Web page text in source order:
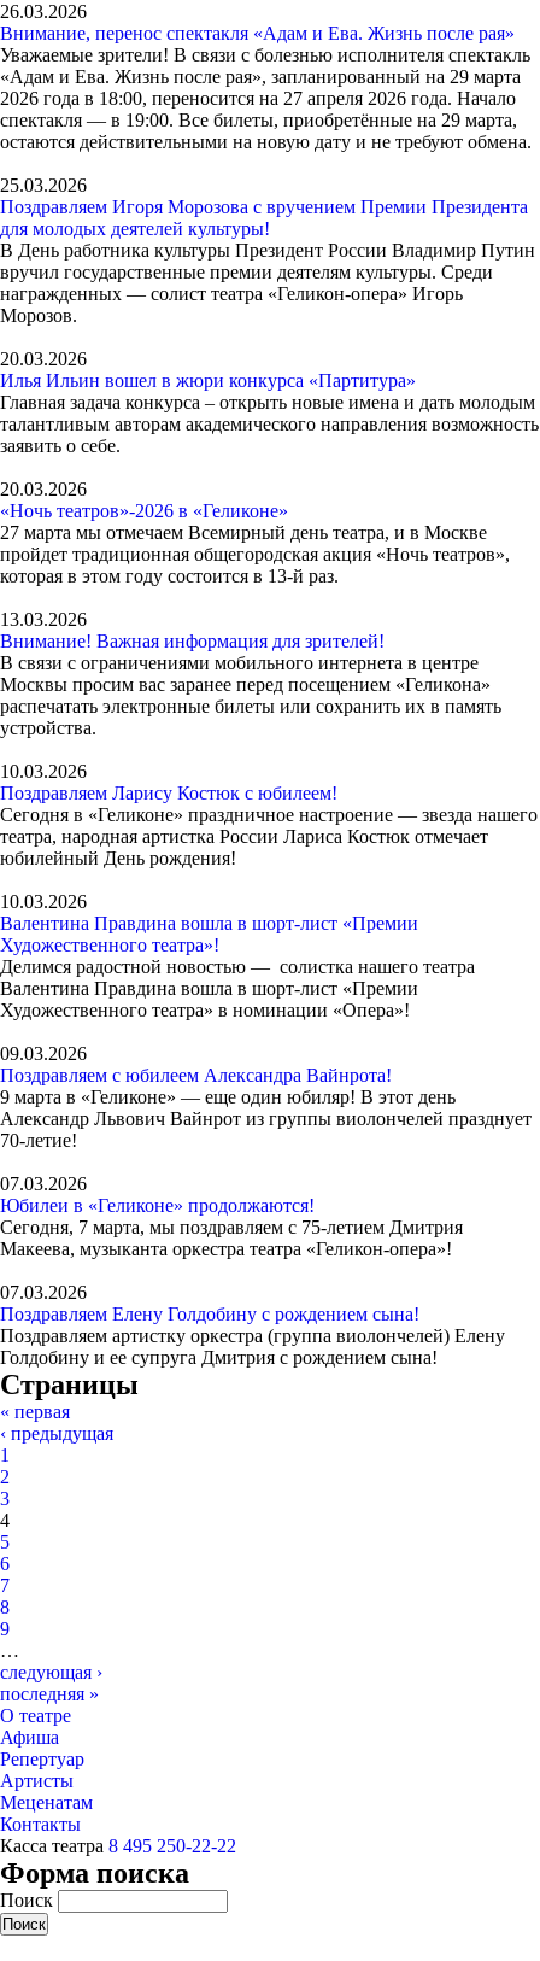
26.03.2026
Внимание, перенос спектакля «Адам и Ева. Жизнь после рая»
Уважаемые зрители! В связи с болезнью исполнителя спектакль
«Адам и Ева. Жизнь после рая», запланированный на 29 марта
2026 года в 18:00, переносится на 27 апреля 2026 года. Начало
спектакля — в 19:00. Все билеты, приобретённые на 29 марта,
остаются действительными на новую дату и не требуют обмена.
25.03.2026
Поздравляем Игоря Морозова с вручением Премии Президента
для молодых деятелей культуры!
В День работника культуры Президент России Владимир Путин
вручил государственные премии деятелям культуры. Среди
награжденных — солист театра «Геликон-опера» Игорь
Морозов.
20.03.2026
Илья Ильин вошел в жюри конкурса «Партитура»
Главная задача конкурса – открыть новые имена и дать молодым
талантливым авторам академического направления возможность
заявить о себе.
20.03.2026
«Ночь театров»-2026 в «Геликоне»
27 марта мы отмечаем Всемирный день театра, и в Москве
пройдет традиционная общегородская акция «Ночь театров»,
которая в этом году состоится в 13-й раз.
13.03.2026
Внимание! Важная информация для зрителей!
В связи с ограничениями мобильного интернета в центре
Москвы просим вас заранее перед посещением «Геликона»
распечатать электронные билеты или сохранить их в память
устройства.
10.03.2026
Поздравляем Ларису Костюк с юбилеем!
Сегодня в «Геликоне» праздничное настроение — звезда нашего
театра, народная артистка России Лариса Костюк отмечает
юбилейный День рождения!
10.03.2026
Валентина Правдина вошла в шорт-лист «Премии
Художественного театра»!
Делимся радостной новостью — солистка нашего театра
Валентина Правдина вошла в шорт-лист «Премии
Художественного театра» в номинации «Опера»!
09.03.2026
Поздравляем с юбилеем Александра Вайнрота!
9 марта в «Геликоне» — еще один юбиляр! В этот день
Александр Львович Вайнрот из группы виолончелей празднует
70-летие!
07.03.2026
Юбилеи в «Геликоне» продолжаются!
Сегодня, 7 марта, мы поздравляем с 75-летием Дмитрия
Макеева, музыканта оркестра театра «Геликон-опера»!
07.03.2026
Поздравляем Елену Голдобину с рождением сына!
Поздравляем артистку оркестра (группа виолончелей) Елену
Голдобину и ее супруга Дмитрия с рождением сына!
Страницы
« первая
‹ предыдущая
1
2
3
4
5
6
7
8
9
…
следующая ›
последняя »
О театре
Афиша
Репертуар
Артисты
Меценатам
Контакты
Касса театра 8 495 250-22-22
Форма поиска
Поиск